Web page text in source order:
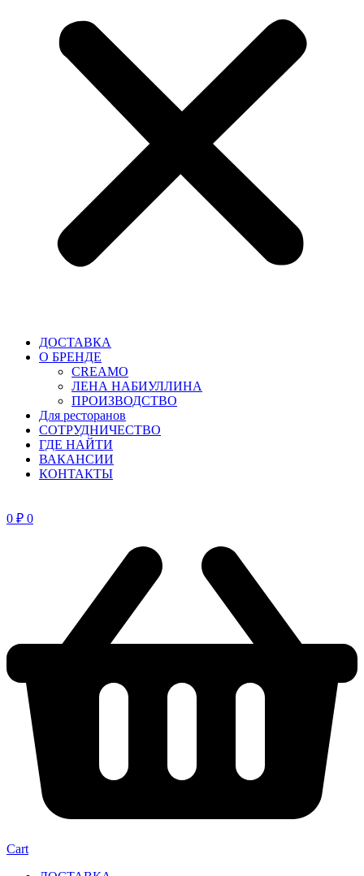
ДОСТАВКА
О БРЕНДЕ
CREAMO
ЛЕНА НАБИУЛЛИНА
ПРОИЗВОДСТВО
Для ресторанов
CОТРУДНИЧЕСТВО
ГДЕ НАЙТИ
ВАКАНСИИ
КОНТАКТЫ
0 ₽ 0
Cart